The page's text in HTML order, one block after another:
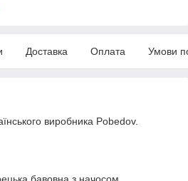
Доставка Оплата Умови
виробника Pobedov.
бавовна з начосом